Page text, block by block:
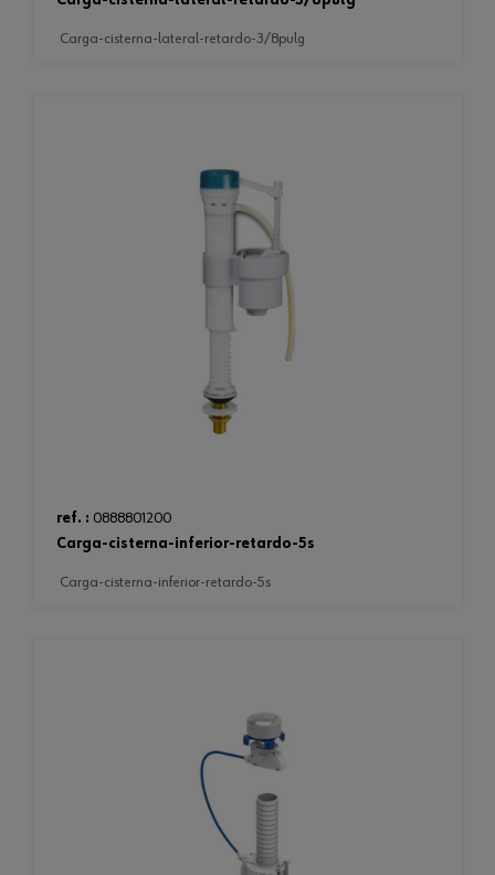
carga-cisterna-lateral-retardo-3/8pulg
ref. : 0888801200
carga-cisterna-inferior-retardo-5s
carga-cisterna-inferior-retardo-5s